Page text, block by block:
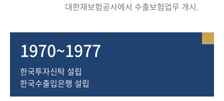
대한재보험공사에서 수출보험업무 개시.
1970~1977
한국투자신탁 설립
한국수출입은행 설립